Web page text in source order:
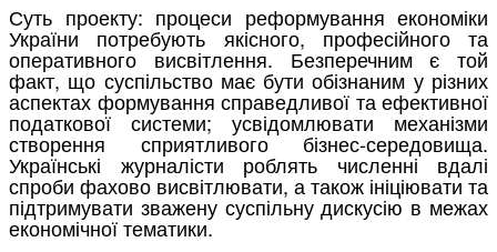
Суть проекту: процеси реформування економіки
України потребують якісного, професійного та
оперативного висвітлення. Безперечним є той
факт, що суспільство має бути обізнаним у різних
аспектах формування справедливої та ефективної
податкової системи; усвідомлювати механізми
створення сприятливого бізнес-середовища.
Українські журналісти роблять численні вдалі
спроби фахово висвітлювати, а також ініціювати та
підтримувати зважену суспільну дискусію в межах
економічної тематики.